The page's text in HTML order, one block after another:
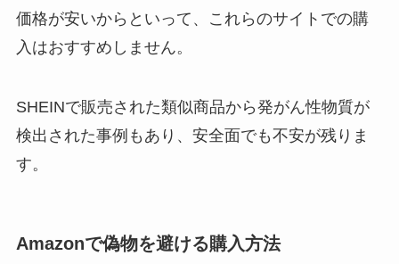
価格が安いからといって、これらのサイトでの購
入はおすすめしません。
SHEINで販売された類似商品から発がん性物質が
検出された事例もあり、安全面でも不安が残りま
す。
Amazonで偽物を避ける購入方法